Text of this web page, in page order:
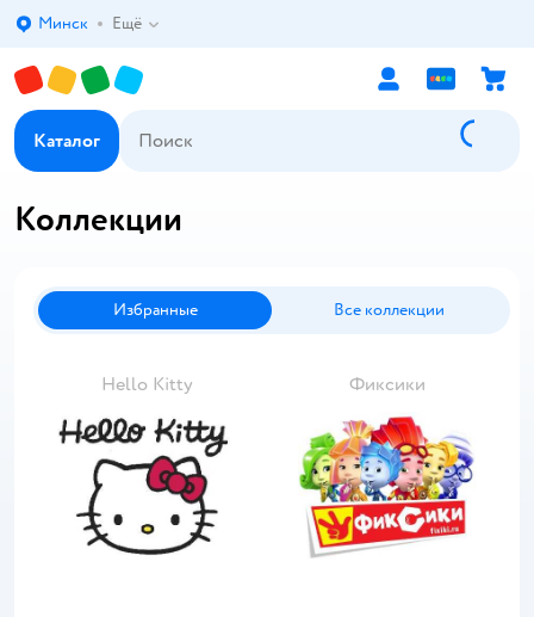
Выбор адреса доставки.
Минск Ещё
Каталог
Коллекции
Избранные Все коллекции
Hello Kitty Фиксики